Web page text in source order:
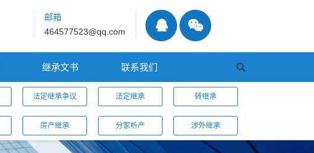
邮箱
464577523@qq.com
继承文书 联系我们
法定继承争议 法定继承 转继承
房产继承 分家析产 涉外继承